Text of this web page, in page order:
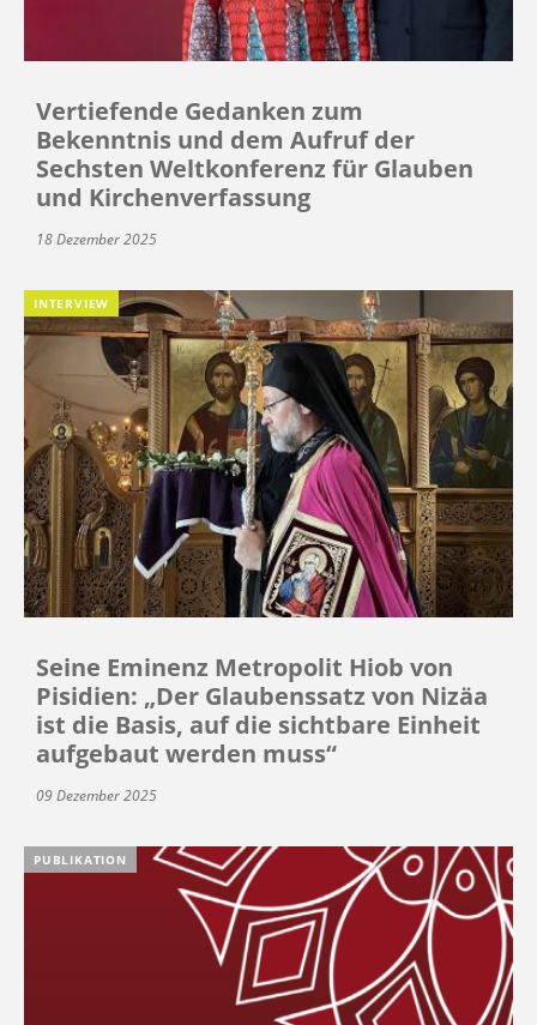
Vertiefende Gedanken zum
Bekenntnis und dem Aufruf der
Sechsten Weltkonferenz für Glauben
und Kirchenverfassung
18 Dezember 2025
INTERVIEW
Seine Eminenz Metropolit Hiob von
Pisidien: „Der Glaubenssatz von Nizäa
ist die Basis, auf die sichtbare Einheit
aufgebaut werden muss“
09 Dezember 2025
PUBLIKATION